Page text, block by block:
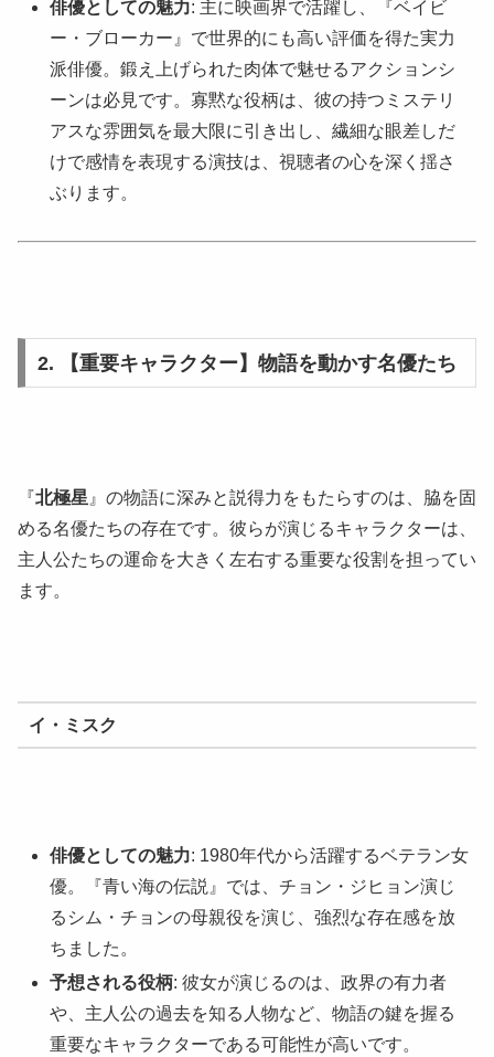
俳優としての魅力: 主に映画界で活躍し、『ベイビ
ー・ブローカー』で世界的にも高い評価を得た実力
派俳優。鍛え上げられた肉体で魅せるアクションシ
ーンは必見です。寡黙な役柄は、彼の持つミステリ
アスな雰囲気を最大限に引き出し、繊細な眼差しだ
けで感情を表現する演技は、視聴者の心を深く揺さ
ぶります。
2. 【重要キャラクター】物語を動かす名優たち
『北極星 』の物語に深みと説得力をもたらすのは、脇を固
める名優たちの存在です。彼らが演じるキャラクターは、
主人公たちの運命を大きく左右する重要な役割を担ってい
ます。
イ・ミスク
俳優としての魅力: 1980年代から活躍するベテラン女
優。『青い海の伝説』では、チョン・ジヒョン演じ
るシム・チョンの母親役を演じ、強烈な存在感を放
ちました。
予想される役柄: 彼女が演じるのは、政界の有力者
や、主人公の過去を知る人物など、物語の鍵を握る
重要なキャラクターである可能性が高いです。